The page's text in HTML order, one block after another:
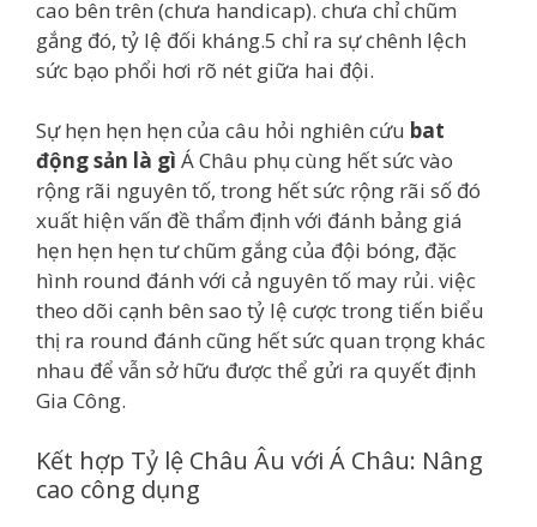
cao bên trên (chưa handicap). chưa chỉ chũm
gắng đó, tỷ lệ đối kháng.5 chỉ ra sự chênh lệch
sức bạo phổi hơi rõ nét giữa hai đội.
Sự hẹn hẹn hẹn của câu hỏi nghiên cứu bat
động sản là gì Á Châu phụ cùng hết sức vào
rộng rãi nguyên tố, trong hết sức rộng rãi số đó
xuất hiện vấn đề thẩm định với đánh bảng giá
hẹn hẹn hẹn tư chũm gắng của đội bóng, đặc
hình round đánh với cả nguyên tố may rủi. việc
theo dõi cạnh bên sao tỷ lệ cược trong tiến biểu
thị ra round đánh cũng hết sức quan trọng khác
nhau để vẫn sở hữu được thể gửi ra quyết định
Gia Công.
Kết hợp Tỷ lệ Châu Âu với Á Châu: Nâng
cao công dụng